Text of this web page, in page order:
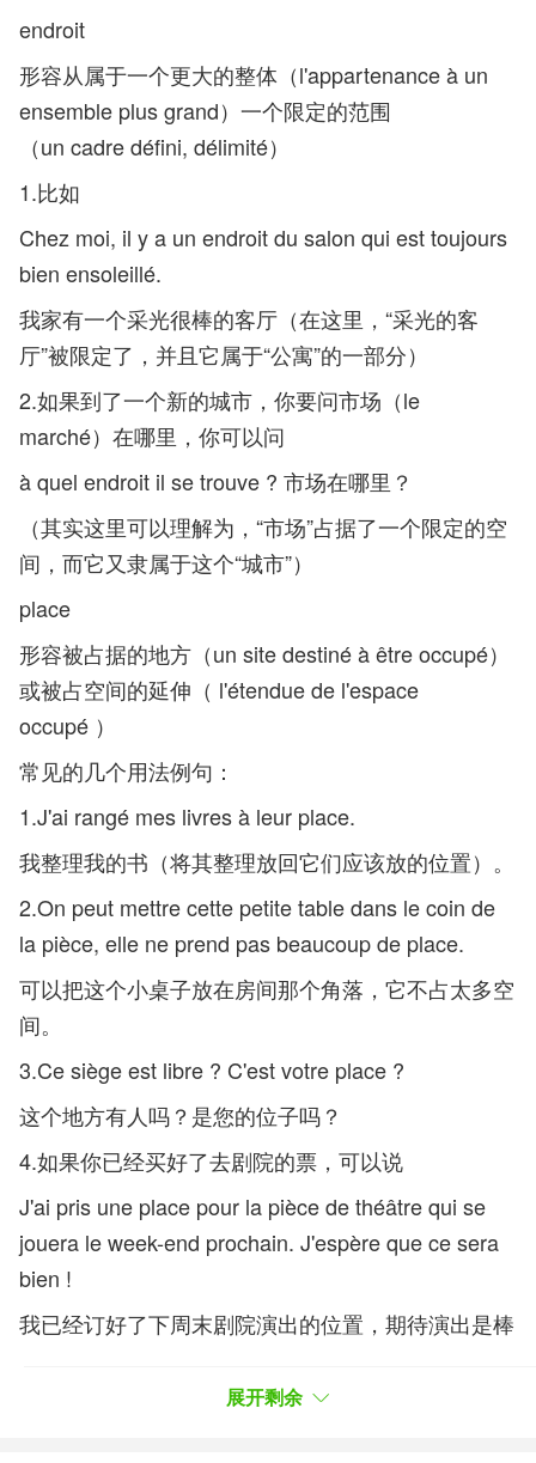
endroit
形容从属于一个更大的整体（l'appartenance à un
ensemble plus grand）一个限定的范围
（un cadre défini, délimité）
1.比如
Chez moi, il y a un endroit du salon qui est toujours
bien ensoleillé.
我家有一个采光很棒的客厅（在这里，“采光的客
厅”被限定了，并且它属于“公寓”的一部分）
2.如果到了一个新的城市，你要问市场（le
marché）在哪里，你可以问
à quel endroit il se trouve ? 市场在哪里？
（其实这里可以理解为，“市场”占据了一个限定的空
间，而它又隶属于这个“城市”）
place
形容被占据的地方（un site destiné à être occupé）
或被占空间的延伸（ l'étendue de l'espace
occupé ）
常见的几个用法例句：
1.J'ai rangé mes livres à leur place.
我整理我的书（将其整理放回它们应该放的位置）。
2.On peut mettre cette petite table dans le coin de
la pièce, elle ne prend pas beaucoup de place.
可以把这个小桌子放在房间那个角落，它不占太多空
间。
3.Ce siège est libre ? C'est votre place ?
这个地方有人吗？是您的位子吗？
4.如果你已经买好了去剧院的票，可以说
J'ai pris une place pour la pièce de théâtre qui se
jouera le week-end prochain. J'espère que ce sera
bien !
我已经订好了下周末剧院演出的位置，期待演出是棒
Attention : lieu和endroit是阳性名词（« un lieu », «
展开剩余